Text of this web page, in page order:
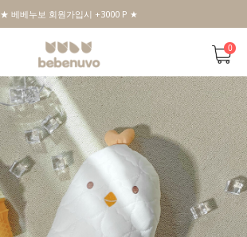
★ 베베누보 회원가입시 +3000 P ★
0